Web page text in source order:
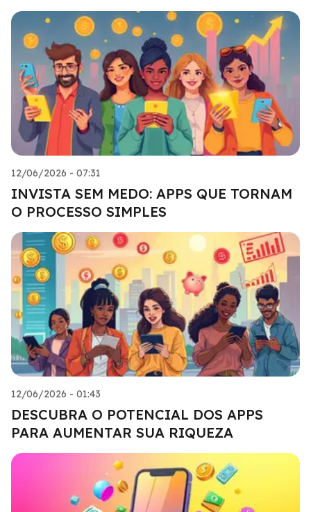
12/06/2026 - 07:31
INVISTA SEM MEDO: APPS QUE TORNAM
O PROCESSO SIMPLES
12/06/2026 - 01:43
DESCUBRA O POTENCIAL DOS APPS
PARA AUMENTAR SUA RIQUEZA